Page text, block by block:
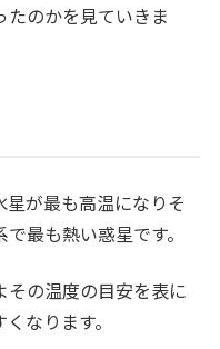
たのかを見ていきま
が最も高温になりそ
最も熱い惑星です。
の温度の目安を表に
なります。